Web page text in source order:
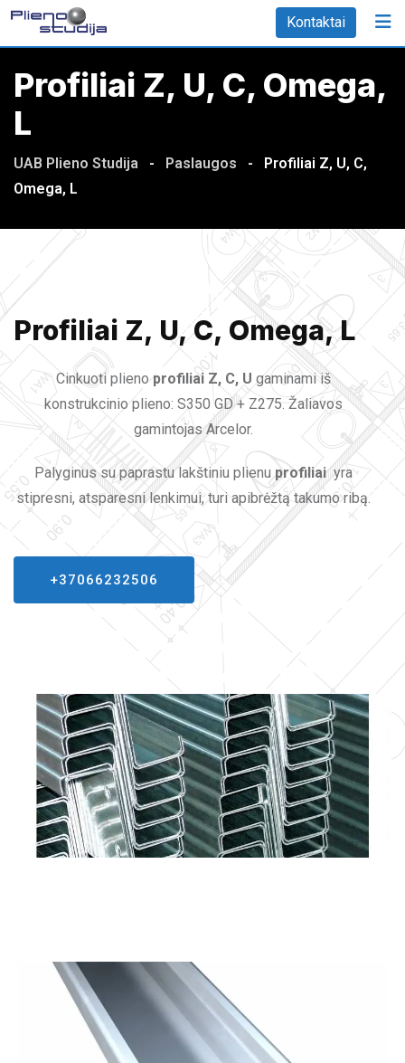
Kontaktai
Profiliai Z, U, C, Omega,
L
UAB Plieno Studija - Paslaugos -
Profiliai Z, U, C,
Omega, L
Profiliai Z, U, C, Omega, L
Cinkuoti plieno profiliai Z, C, U gaminami iš
konstrukcinio plieno: S350 GD + Z275. Žaliavos
gamintojas Arcelor.
Palyginus su paprastu lakštiniu plienuprofiliaiyra
stipresni, atsparesni lenkimui, turi apibrėžtą takumo ribą.
+37066232506